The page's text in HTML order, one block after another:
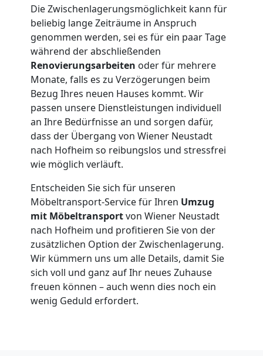
Die Zwischenlagerungsmöglichkeit kann für
beliebig lange Zeiträume in Anspruch
genommen werden, sei es für ein paar Tage
während der abschließenden
Renovierungsarbeiten oder für mehrere
Monate, falls es zu Verzögerungen beim
Bezug Ihres neuen Hauses kommt. Wir
passen unsere Dienstleistungen individuell
an Ihre Bedürfnisse an und sorgen dafür,
dass der Übergang von Wiener Neustadt
nach Hofheim so reibungslos und stressfrei
wie möglich verläuft.
Entscheiden Sie sich für unseren
Möbeltransport-Service für Ihren Umzug
mit Möbeltransportvon Wiener Neustadt
nach Hofheim und profitieren Sie von der
zusätzlichen Option der Zwischenlagerung.
Wir kümmern uns um alle Details, damit Sie
sich voll und ganz auf Ihr neues Zuhause
freuen können – auch wenn dies noch ein
wenig Geduld erfordert.
Neustadt
Vereinsumzug
Wiener
Neustadt
Anfrage
Möbeltransport
National
Möbeltransport
International